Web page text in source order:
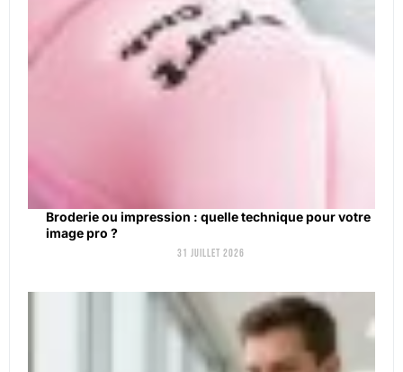
Broderie ou impression : quelle technique pour votre
image pro ?
31 juillet 2026